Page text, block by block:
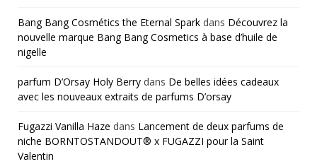
Bang Bang Cosmétics the Eternal Spark dans Découvrez la
nouvelle marque Bang Bang Cosmetics à base d’huile de
nigelle
parfum D’Orsay Holy Berry dans De belles idées cadeaux
avec les nouveaux extraits de parfums D’orsay
Fugazzi Vanilla Haze dans Lancement de deux parfums de
niche BORNTOSTANDOUT® x FUGAZZI pour la Saint
Valentin